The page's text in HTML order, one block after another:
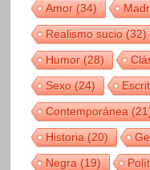
Amor(34)
Realismo sucio(32)
Humor(28)
Sexo(24)
Contemporánea
Historia(20)
Negra(19)